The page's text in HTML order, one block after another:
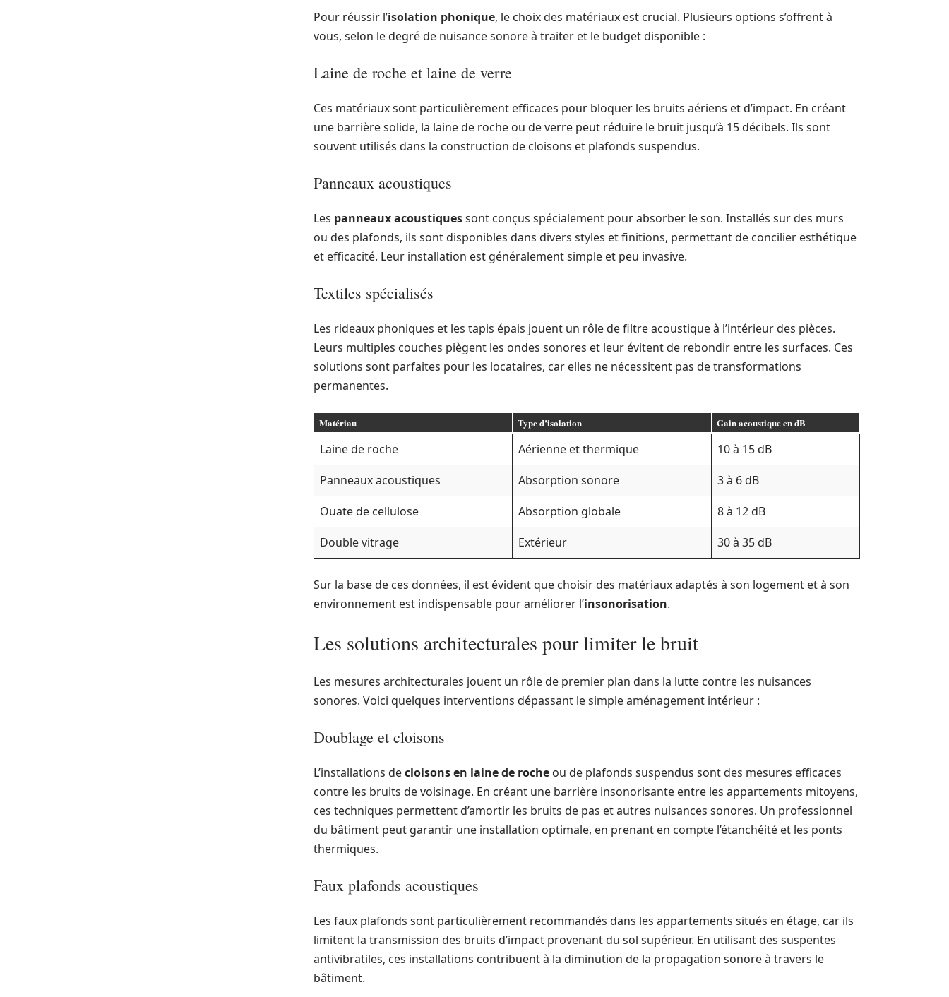
Pour réussir l’isolation phonique, le choix des matériaux est crucial. Plusieurs options s’offrent à
vous, selon le degré de nuisance sonore à traiter et le budget disponible :
Laine de roche et laine de verre
Ces matériaux sont particulièrement efficaces pour bloquer les bruits aériens et d’impact. En créant
une barrière solide, la laine de roche ou de verre peut réduire le bruit jusqu’à 15 décibels. Ils sont
souvent utilisés dans la construction de cloisons et plafonds suspendus.
Panneaux acoustiques
Les panneaux acoustiquessont conçus spécialement pour absorber le son. Installés sur des murs
ou des plafonds, ils sont disponibles dans divers styles et finitions, permettant de concilier esthétique
et efficacité. Leur installation est généralement simple et peu invasive.
Textiles spécialisés
Les rideaux phoniques et les tapis épais jouent un rôle de filtre acoustique à l’intérieur des pièces.
Leurs multiples couches piègent les ondes sonores et leur évitent de rebondir entre les surfaces. Ces
solutions sont parfaites pour les locataires, car elles ne nécessitent pas de transformations
permanentes.
Matériau Type d’isolation Gain acoustique en dB
Laine de roche Aérienne et thermique
10 à 15 dB
Panneaux acoustiques
Absorption sonore
3 à 6 dB
Ouate de cellulose
Absorption globale
8 à 12 dB
Double vitrage
Extérieur 30 à 35 dB
Sur la base de ces données, il est évident que choisir des matériaux adaptés à son logement et à son
environnement est indispensable pour améliorer l’insonorisation.
Les solutions architecturales pour limiter le bruit
Les mesures architecturales jouent un rôle de premier plan dans la lutte contre les nuisances
sonores. Voici quelques interventions dépassant le simple aménagement intérieur :
Doublage et cloisons
L’installations decloisons en laine de roche ou de plafonds suspendus sont des mesures efficaces
contre les bruits de voisinage. En créant une barrière insonorisante entre les appartements mitoyens,
ces techniques permettent d’amortir les bruits de pas et autres nuisances sonores. Un professionnel
du bâtiment peut garantir une installation optimale, en prenant en compte l’étanchéité et les ponts
thermiques.
Faux plafonds acoustiques
Les faux plafonds sont particulièrement recommandés dans les appartements situés en étage, car ils
limitent la transmission des bruits d’impact provenant du sol supérieur. En utilisant des suspentes
antivibratiles, ces installations contribuent à la diminution de la propagation sonore à travers le
bâtiment.